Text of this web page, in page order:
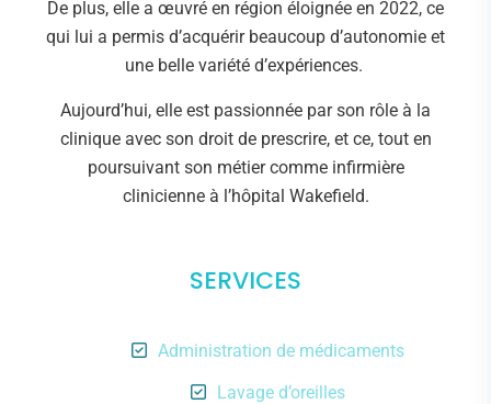
De plus, elle a œuvré en région éloignée en 2022, ce
qui lui a permis d’acquérir beaucoup d’autonomie et
une belle variété d’expériences.
Aujourd’hui, elle est passionnée par son rôle à la
clinique avec son droit de prescrire, et ce, tout en
poursuivant son métier comme infirmière
clinicienne à l’hôpital Wakefield.
SERVICES
Administration de médicaments
Lavage d’oreilles